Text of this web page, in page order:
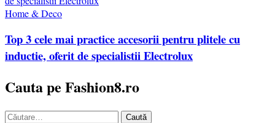
Home & Deco
Top 3 cele mai practice accesorii pentru plitele cu
inductie, oferit de specialistii Electrolux
Cauta pe Fashion8.ro
Caută